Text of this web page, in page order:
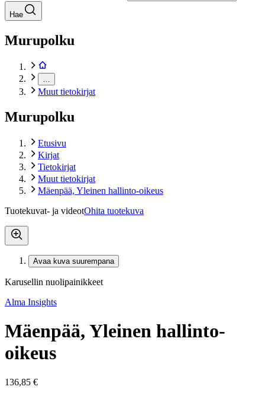
Hae
Murupolku
Muut tietokirjat
Murupolku
Etusivu
Kirjat
Tietokirjat
Muut tietokirjat
Mäenpää, Yleinen hallinto-oikeus
Tuotekuvat- ja videotOhita tuotekuva
Avaa kuva suurempana
Karusellin nuolipainikkeet
Alma Insights
Mäenpää, Yleinen hallinto-
oikeus
136,85 €